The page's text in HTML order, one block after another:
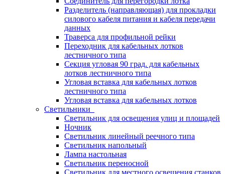
Разделитель (направляющая) для прокладки
силового кабеля питания и кабеля передачи
данных
Траверса для профильной рейки
Переходник для кабельных лотков
лестничного типа
Секция угловая 90 град. для кабельных
лотков лестничного типа
Угловая вставка для кабельных лотков
лестничного типа
Угловая вставка для кабельных лотков
Светильники
Светильник для освещения улиц и площадей
Ночник
Светильник линейный реечного типа
Светильник напольный
Лампа настольная
Светильник переносной
Светильник для местного освещения станков